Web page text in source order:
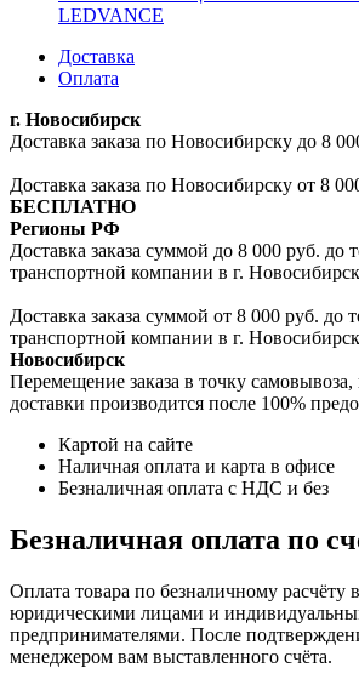
LEDVANCE
Доставка
Оплата
г. Новосибирск
Доставка заказа по Новосибирску до 8
Доставка заказа по Новосибирску от 8
БЕСПЛАТНО
Регионы РФ
Доставка заказа суммой до 8 000 руб. до
транспортной компании в г.
Доставка заказа суммой от 8 000 руб. до
транспортной компании в г.
Новосибирск
Перемещение заказа в точку
доставки производится после 100%
Картой на сайте
Наличная оплата и карта в офисе
Безналичная оплата с НДС и без
Безналичная оплата по
Оплата товара по безналичному расчёту
юридическими лицами и
предпринимателями. После
менеджером вам выставленного счёта.